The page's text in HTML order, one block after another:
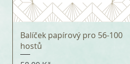
Balíček papírový pro 56-100
hostů